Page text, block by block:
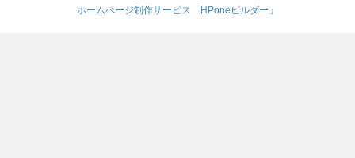
ホームページ制作サービス「HPoneビルダー」